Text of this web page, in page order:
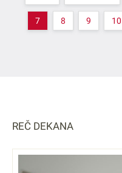
7 8 9 10
REČ DEKANA